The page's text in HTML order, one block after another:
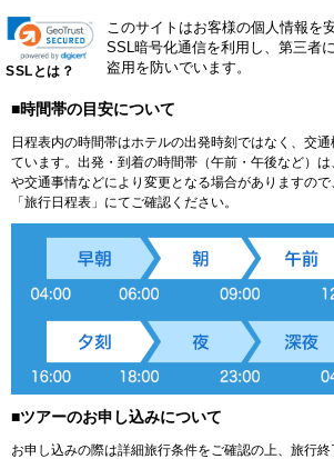
SSLとは？
このサイトはお客様の個人情報を
SSL暗号化通信を利用し、第三者
盗用を防いでいます。
■時間帯の目安について
日程表内の時間帯はホテルの出発時刻ではなく、交
ています。出発・到着の時間帯（午前・午後など）
や交通事情などにより変更となる場合がありますの
「旅行日程表」にてご確認ください。
■ツアーのお申し込みについて
お申し込みの際は詳細旅行条件をご確認の上、旅行